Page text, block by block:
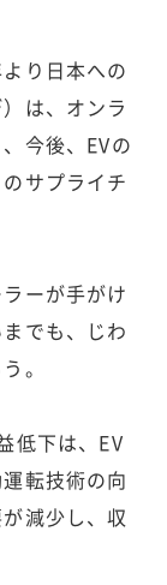
り日本への
は、オンラ
今後、EVの
サプライチ
ーが手がけ
でも、じわ
。
低下は、EV
転技術の向
減少し、収